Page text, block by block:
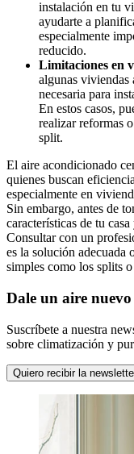
instalación en tu
ayudarte a
especialmente
reducido.
Limitaciones en
algunas viviendas
necesaria para
En estos casos,
realizar reformas
split.
El aire acondicionado
quienes buscan
especialmente en
Sin embargo, antes de
características de tu
Consultar con un
es la solución adecuada
simples como los splits
Dale un aire
Suscríbete a nuestra
sobre climatización y
Quiero recibir la